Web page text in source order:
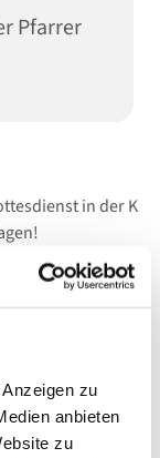
zu
anbieten
zu
Pfarrer
in der K